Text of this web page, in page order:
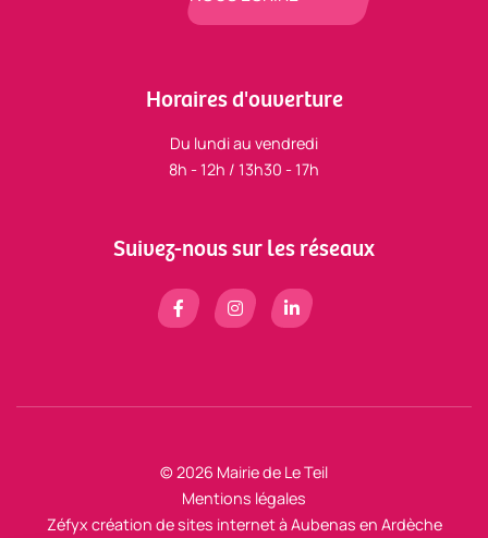
Horaires d'ouverture
Du lundi au vendredi
8h - 12h / 13h30 - 17h
Suivez-nous sur les réseaux
© 2026 Mairie de Le Teil
Mentions légales
Zéfyx création de sites internet à Aubenas en Ardèche